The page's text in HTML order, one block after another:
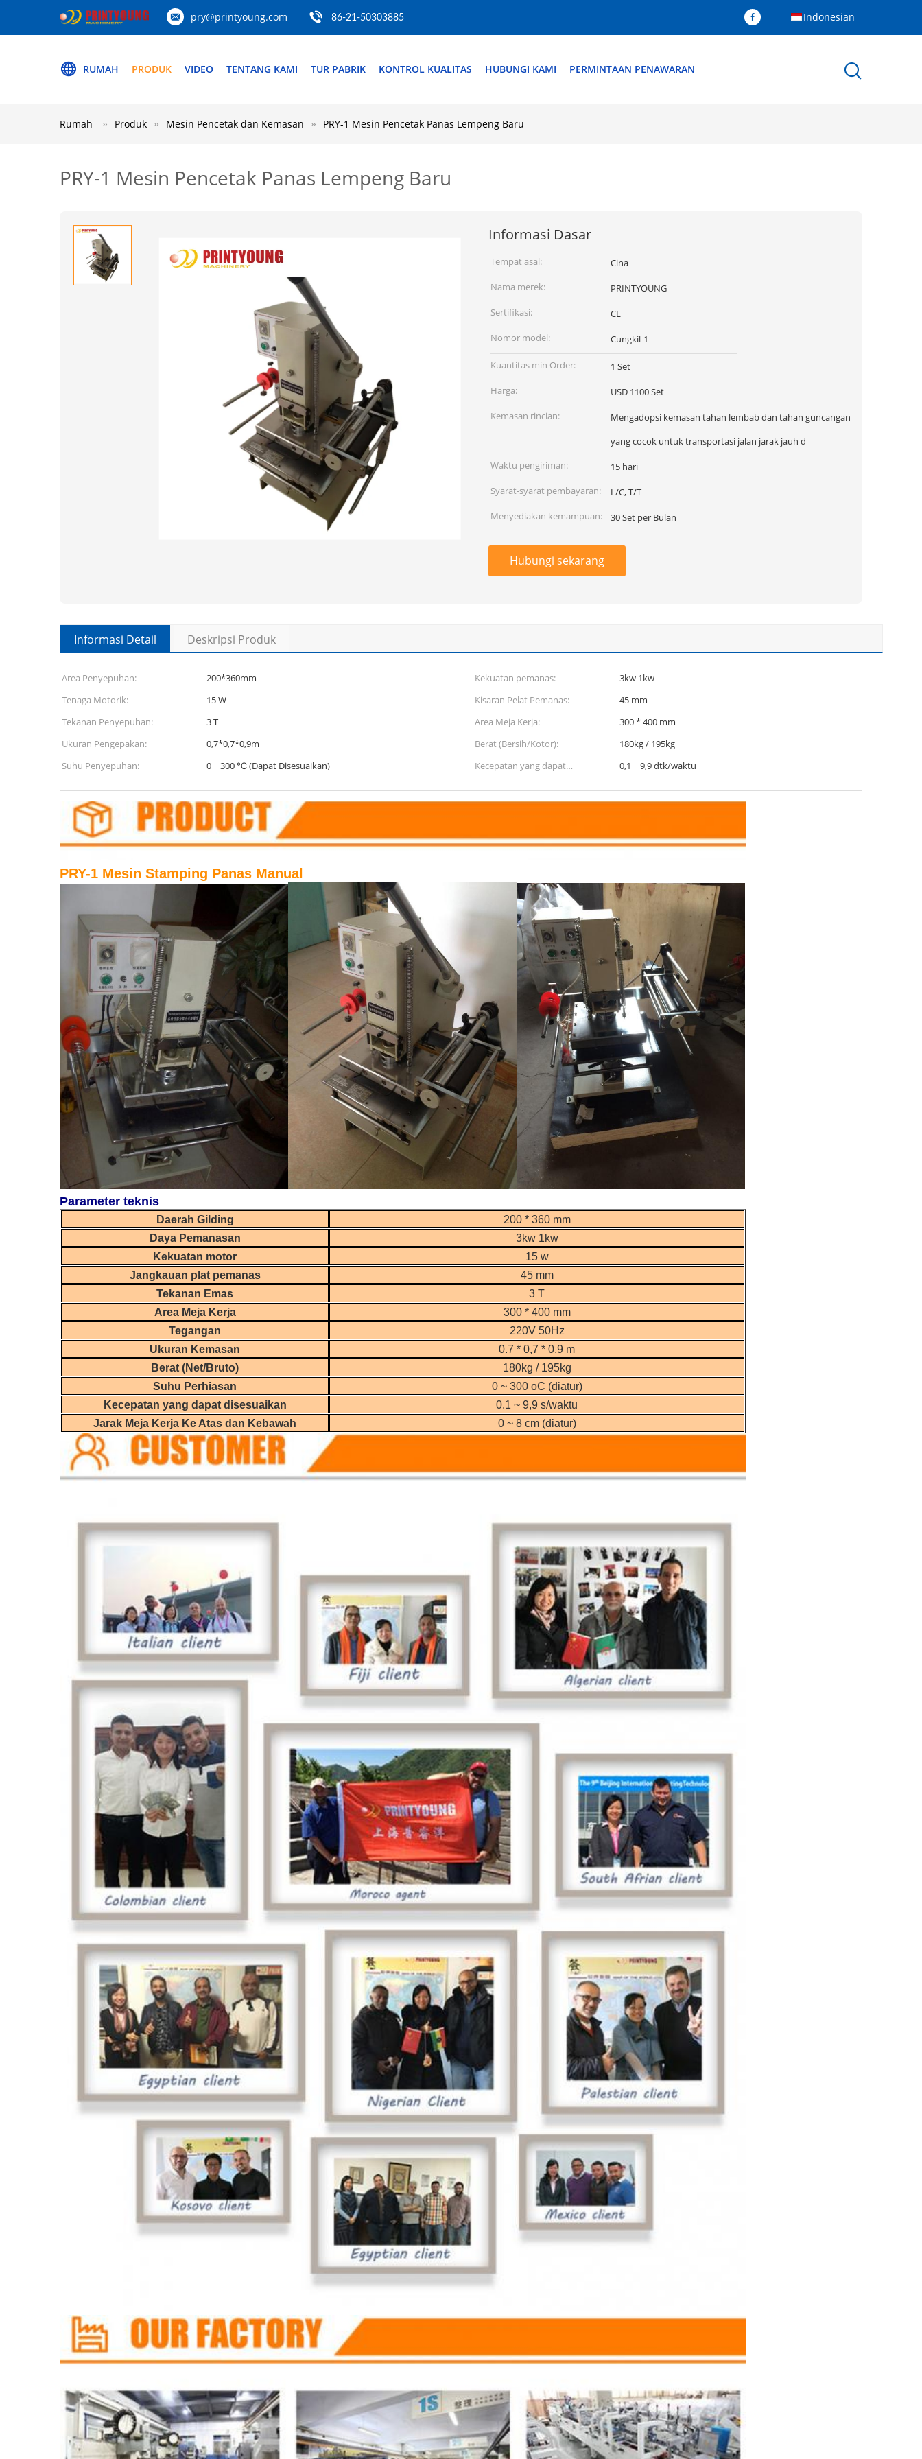
pry@printyoung.com 86-21-50303885 Indonesian
RUMAH PRODUK VIDEO TENTANG KAMI TUR PABRIK KONTROL KUALITAS HUBUNGI KAMI PERMINTAAN PENAWARAN
Rumah Produk Mesin Pencetak dan Kemasan PRY-1 Mesin Pencetak Panas Lempeng Baru
PRY-1 Mesin Pencetak Panas Lempeng Baru
Informasi Dasar
Tempat asal:
Cina
Nama merek:
PRINTYOUNG
Sertifikasi:
CE
Nomor model:
Cungkil-1
Kuantitas min Order:
1 Set
Harga:
USD 1100 Set
Kemasan rincian:
Mengadopsi kemasan tahan lembab dan tahan guncangan
yang cocok untuk transportasi jalan jarak jauh d
Waktu pengiriman:
15 hari
Syarat-syarat pembayaran:
L/C, T/T
Menyediakan kemampuan:
30 Set per Bulan
Hubungi sekarang
Informasi Detail Deskripsi Produk
Area Penyepuhan: 200*360mm Kekuatan pemanas:
3kw 1kw
Tenaga Motorik:
15 W Kisaran Pelat Pemanas:
45 mm
Tekanan Penyepuhan:
3 T Area Meja Kerja:
300 * 400 mm
Ukuran Pengepakan:
0,7*0,7*0,9m Berat (Bersih/Kotor):
180kg / 195kg
Suhu Penyepuhan:
0 ~ 300 ℃ (Dapat Disesuaikan)
Kecepatan yang dapat
0,1 ~ 9,9 dtk/waktu
PRY-1 Mesin Stamping Panas Manual
Parameter teknis
Daerah Gilding
200 * 360 mm
Daya Pemanasan
3kw 1kw
Kekuatan motor
15 w
Jangkauan plat pemanas
45 mm
Tekanan Emas
3 T
Area Meja Kerja
300 * 400 mm
Tegangan
220V 50Hz
Ukuran Kemasan
0.7 * 0,7 * 0,9 m
Berat (Net/Bruto)
180kg / 195kg
Suhu Perhiasan
0 ~ 300 oC (diatur)
Kecepatan yang dapat disesuaikan
0.1 ~ 9,9 s/waktu
Jarak Meja Kerja Ke Atas dan Kebawah
0 ~ 8 cm (diatur)